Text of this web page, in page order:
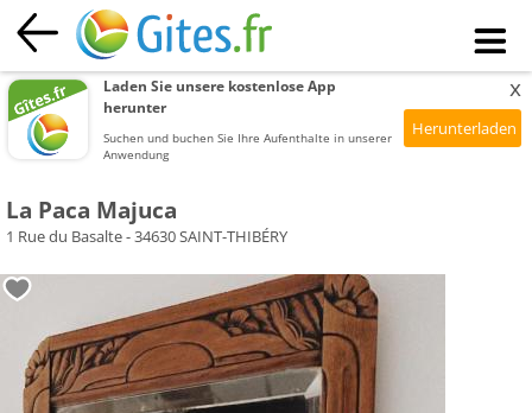
Laden Sie unsere kostenlose App
herunter
Suchen und buchen Sie Ihre Aufenthalte in unserer
Anwendung
x
La Paca Majuca
1 Rue du Basalte - 34630 SAINT-THIBÉRY